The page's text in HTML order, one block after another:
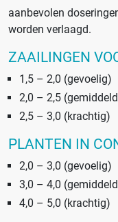
aanbevolen
worden verlaagd.
ZAAILINGEN
1,5 – 2,0 (gevoelig)
2,0 – 2,5
2,5 – 3,0 (krachtig)
PLANTEN IN
2,0 – 3,0 (gevoelig)
3,0 – 4,0
4,0 – 5,0 (krachtig)